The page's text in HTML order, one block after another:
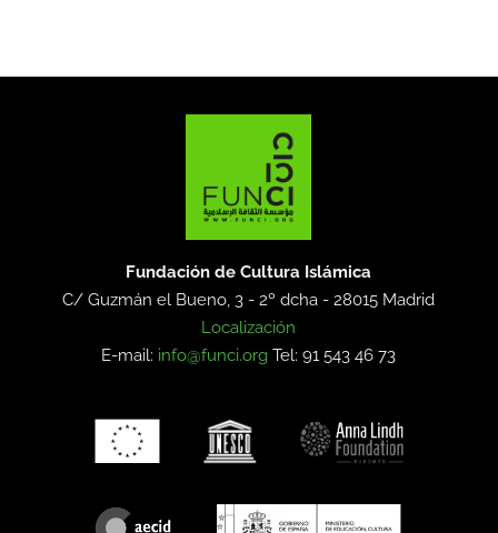
Fundación de Cultura Islámica
C/ Guzmán el Bueno, 3 - 2º dcha -28015 Madrid
Localización
E-mail: info@funci.org Tel: 91 543 46 73